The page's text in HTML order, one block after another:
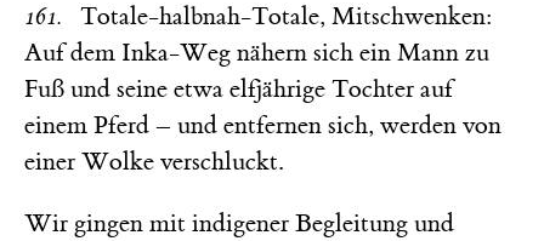
161.
Totale-halbnah-Totale, Mitschwenken:
Auf dem Inka-Weg nähern sich ein Mann zu
Fuß und seine etwa elfjährige Tochter auf
einem Pferd – und entfernen sich, werden von
einer Wolke verschluckt.
Wir gingen mit indigener Begleitung und